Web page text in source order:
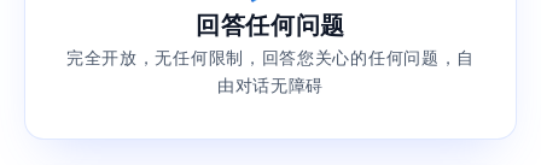
回答任何问题
完全开放，无任何限制，回答您关心的任何问题，自
由对话无障碍